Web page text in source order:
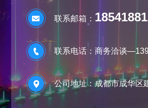
联系邮箱：
联系电话：商务洽谈
公司地址：成都市成华区